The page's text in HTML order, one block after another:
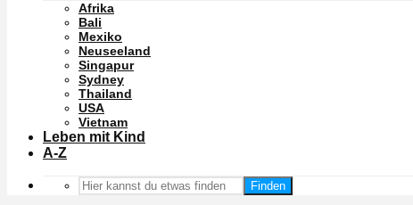
Afrika
Bali
Mexiko
Neuseeland
Singapur
Sydney
Thailand
USA
Vietnam
Leben mit Kind
A-Z
Finden